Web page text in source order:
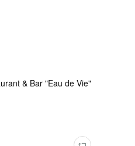
& Bar "Eau de Vie"